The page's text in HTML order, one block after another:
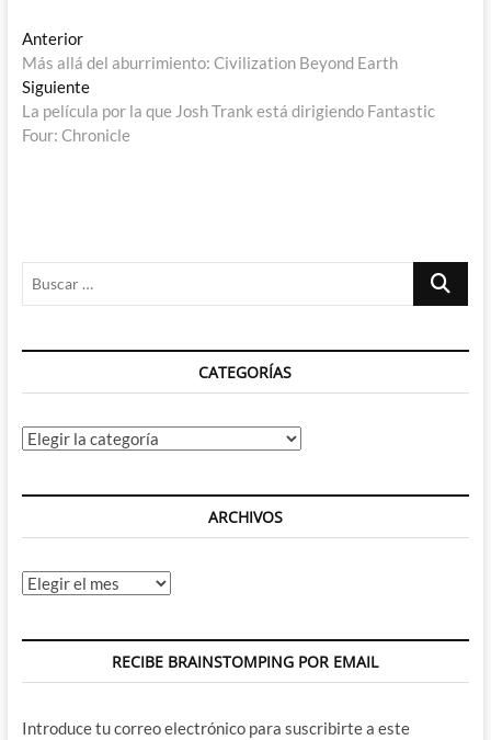
Navegación
de
entradas
AnteriorEntrada
anterior:
Más allá del aburrimiento: Civilization Beyond Earth
SiguienteEntrada
siguiente:
La película por la que Josh Trank está dirigiendo Fantastic
Four: Chronicle
Buscar
CATEGORÍAS
Categorías
ARCHIVOS
Archivos
RECIBE BRAINSTOMPING POR EMAIL
Introduce tu correo electrónico para suscribirte a este